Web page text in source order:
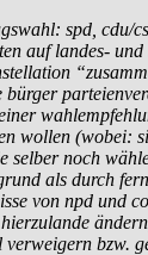
spd, cdu/
auf landes-
bürger
wollen (wobei:
selber noch
als durch
von npd und
verweigern bzw.